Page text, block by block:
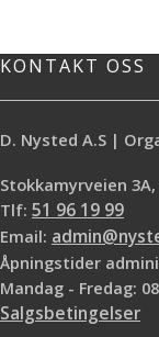
KONTAKT OSS
D. Nysted A.S |
Stokkamyrveien 3A,
Tlf: 51 96 19 99
Email:
Åpningstider
Mandag - Fredag:
Salgsbetingelser